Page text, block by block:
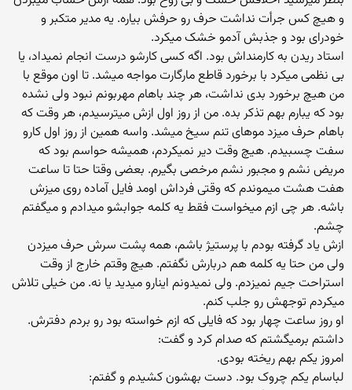
و هیچ کس جرأت نداشت حرف رو حرفش بیاره. یه مدیر متکبر و
خودرای بود و جذبش آدمو خشک میکرد.
استاد ریدن به کارمنداش بود. اگه کسی کارشو درست انجام نمیداد، یا
بی نظمی میکرد با برخورد قاطع مارگارت مواجه میشد. تا اون موقع با
من هیچ برخورد بدی نداشت، هر چند باهام مهربونم نبود ولی نشده
بود که یبارم بهم تذکر بده. من از روز اول ازش میترسیدم، هر وقت که
باهام حرف میزد موهای تنم سیخ میشد. واسه همین از روز اول کارو
سفت چسبیدم. هیچ وقت دیر نمیکردم، همیشه حواسم بود که
مریض نشم و مجبور نشم مرخصی بگیرم. بعضی وقتا حتا تا ساعت
هفت هشت میموندم که وقتی فرداش اومد فایل آماده روی میزش
باشه. هر چی ازم میخواست فقط یه کلمه جوابشو میدادم و میگفتم
چشم.
ازش یاد گرفته بودم با پرستیژ باشم، همه پشت سرش حرف میزدن
ولی من حتا یه کلمه هم دربارش نگفتم‌. هیچ وقتم خارج از وقت
استراحت جیم نمیزدم. ولی نمیدونم اینارو میدید یا نه. من خیلی تلاش
میکردم توجهش رو جلب کنم.
او روز ساعت چهار بود که فایلی که ازم خواسته بود رو بردم دفترش.
داشتم برمیگشتم که صدام کرد و گفت:
امروز یکم بهم ریخته بودی.
لباسام یکم چروک بود. دست بهشون کشیدم و گفتم: